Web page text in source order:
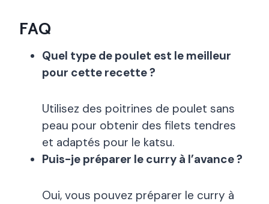
FAQ
Quel type de poulet est le meilleur
pour cette recette ?
Utilisez des poitrines de poulet sans
peau pour obtenir des filets tendres
et adaptés pour le katsu.
Puis-je préparer le curry à l’avance ?
Oui, vous pouvez préparer le curry à